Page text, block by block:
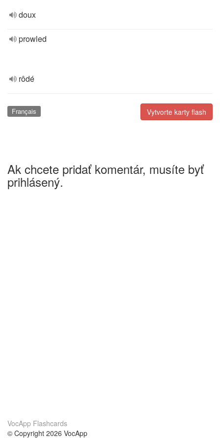
doux
prowled
rôdé
Vytvorte karty flash
Français
Ak chcete pridať komentár, musíte byť
prihlásený.
VocApp Flashcards
© Copyright 2026 VocApp